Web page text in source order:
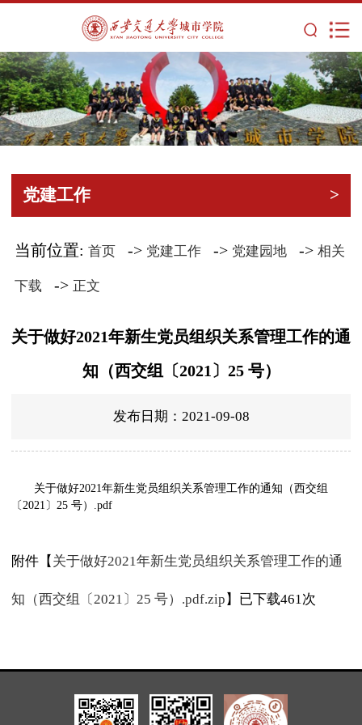
党建工作 >
当前位置:首页 -> 党建工作 -> 党建园地 -> 相关
下载 -> 正文
关于做好2021年新生党员组织关系管理工作的通
知（西交组〔2021〕25 号）
发布日期：2021-09-08
关于做好2021年新生党员组织关系管理工作的通知（西交组
〔2021〕25 号）.pdf
附件【 关于做好2021年新生党员组织关系管理工作的通
知（西交组〔2021〕25 号）.pdf.zip 】已下载461次